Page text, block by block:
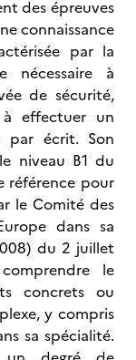
des épreuves
connaissance
par la
nécessaire à
de sécurité,
effectuer un
écrit. Son
niveau B1 du
référence pour
le Comité des
dans sa
du 2 juillet
le
concrets ou
y compris
sa spécialité.